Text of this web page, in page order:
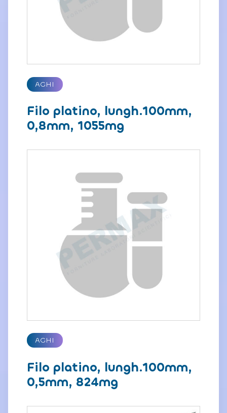
AGHI
Filo platino, lungh.100mm,
0,8mm, 1055mg
AGHI
Filo platino, lungh.100mm,
0,5mm, 824mg